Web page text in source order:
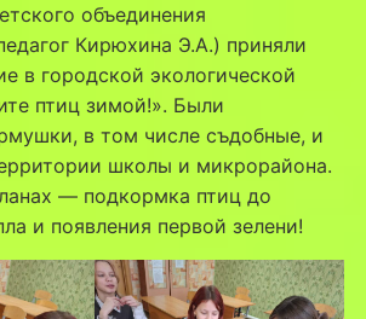
объединения
Кирюхина Э.А.) приняли
в городской экологической
птиц зимой!». Были
в том числе съдобные, и
школы и микрорайона.
— подкормка птиц до
и появления первой зелени!